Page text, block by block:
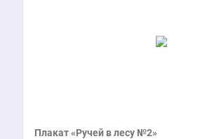
Плакат «Ручей в лесу №2»